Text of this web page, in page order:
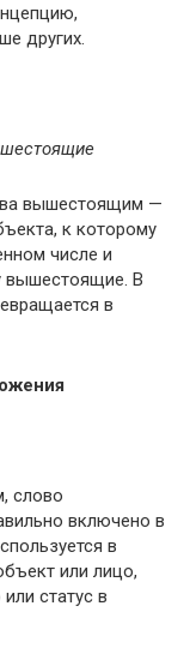
других.
вышестоящим —
к которому
числе и
вышестоящие. В
в
слово
включено в
в
или лицо,
статус в